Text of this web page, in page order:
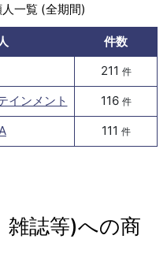
一覧 (全期間)
件数
211 件
インメント 116 件
111 件
雑誌等)への商